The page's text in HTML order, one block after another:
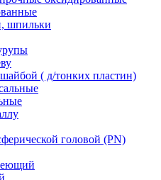
шпильки
( д/тонких пластин)
головой (PN)